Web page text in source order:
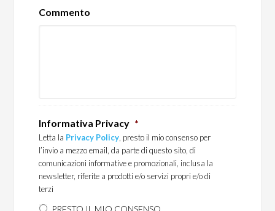
Commento
Informativa Privacy *
Letta la Privacy Policy , presto il mio consenso per
l’invio a mezzo email, da parte di questo sito, di
comunicazioni informative e promozionali, inclusa la
newsletter, riferite a prodotti e/o servizi propri e/o di
terzi
PRESTO IL MIO CONSENSO